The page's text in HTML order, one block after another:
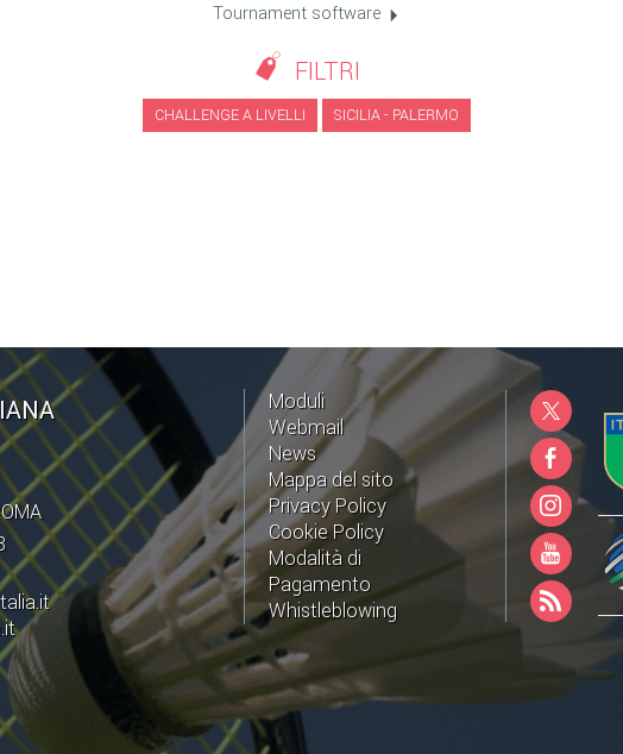
Tournament software
FILTRI
CHALLENGE A LIVELLI SICILIA - PALERMO
Moduli
Webmail
News
Mappa del sito
Privacy Policy
Cookie Policy
Modalità di
Pagamento
Whistleblowing